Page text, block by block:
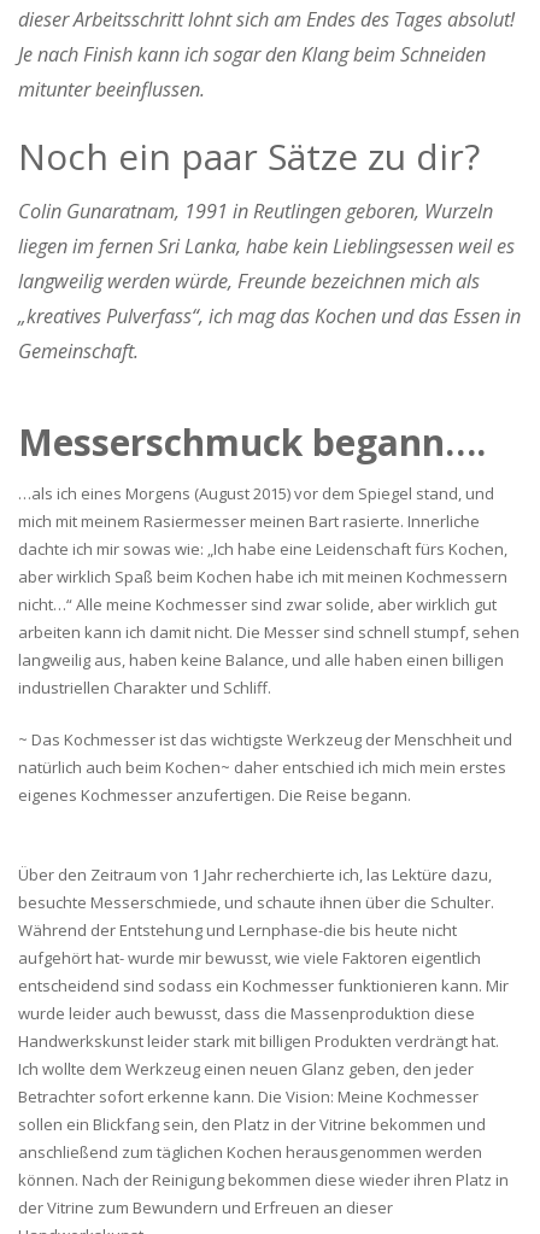
dieser Arbeitsschritt lohnt sich am Endes des Tages absolut!
Je nach Finish kann ich sogar den Klang beim Schneiden
mitunter beeinflussen.
Noch ein paar Sätze zu dir?
Colin Gunaratnam, 1991 in Reutlingen geboren, Wurzeln
liegen im fernen Sri Lanka, habe kein Lieblingsessen weil es
langweilig werden würde, Freunde bezeichnen mich als
„kreatives Pulverfass“, ich mag das Kochen und das Essen in
Gemeinschaft.
Messerschmuck begann….
…als ich eines Morgens (August 2015) vor dem Spiegel stand, und
mich mit meinem Rasiermesser meinen Bart rasierte. Innerliche
dachte ich mir sowas wie: „Ich habe eine Leidenschaft fürs Kochen,
aber wirklich Spaß beim Kochen habe ich mit meinen Kochmessern
nicht…“ Alle meine Kochmesser sind zwar solide, aber wirklich gut
arbeiten kann ich damit nicht. Die Messer sind schnell stumpf, sehen
langweilig aus, haben keine Balance, und alle haben einen billigen
industriellen Charakter und Schliff.
~ Das Kochmesser ist das wichtigste Werkzeug der Menschheit und
natürlich auch beim Kochen~ daher entschied ich mich mein erstes
eigenes Kochmesser anzufertigen. Die Reise begann.
Über den Zeitraum von 1 Jahr recherchierte ich, las Lektüre dazu,
besuchte Messerschmiede, und schaute ihnen über die Schulter.
Während der Entstehung und Lernphase-die bis heute nicht
aufgehört hat- wurde mir bewusst, wie viele Faktoren eigentlich
entscheidend sind sodass ein Kochmesser funktionieren kann. Mir
wurde leider auch bewusst, dass die Massenproduktion diese
Handwerkskunst leider stark mit billigen Produkten verdrängt hat.
Ich wollte dem Werkzeug einen neuen Glanz geben, den jeder
Betrachter sofort erkenne kann. Die Vision: Meine Kochmesser
sollen ein Blickfang sein, den Platz in der Vitrine bekommen und
anschließend zum täglichen Kochen herausgenommen werden
können. Nach der Reinigung bekommen diese wieder ihren Platz in
der Vitrine zum Bewundern und Erfreuen an dieser